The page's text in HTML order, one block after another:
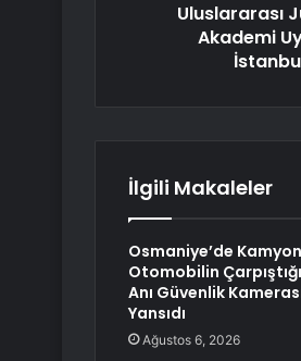
Uluslararası
Akademi
İlgili Makaleler
Osmaniye’de
Otomobilin
Anı Güvenlik
Yansıdı
Ağustos 6, 2026